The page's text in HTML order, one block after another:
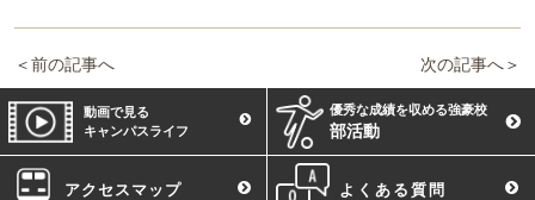
＜前の記事へ 次の記事へ＞
動画で見る
キャンパスライフ
優秀な成績を収める強豪校
部活動
アクセスマップ よくある質問